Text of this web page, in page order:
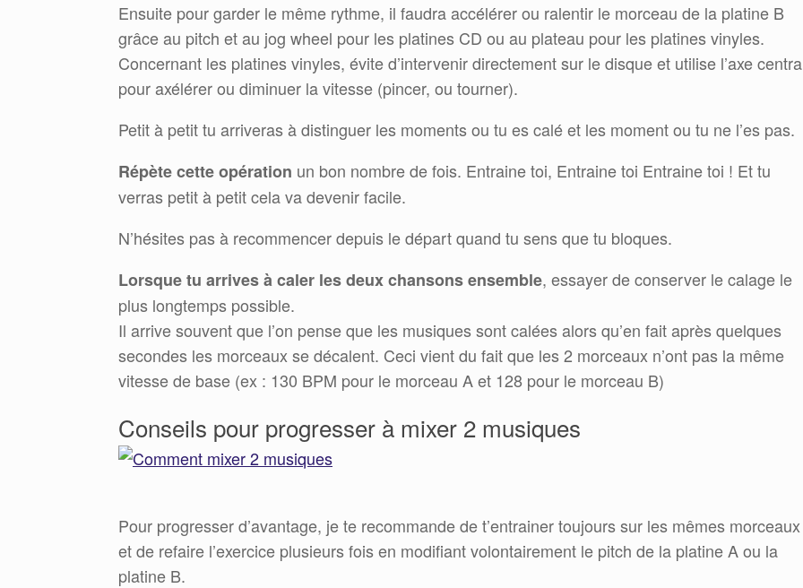
Ensuite pour garder le même rythme, il faudra accélérer ou ralentir le morceau de la platine B
grâce au pitch et au jog wheel pour les platines CD ou au plateau pour les platines vinyles.
Concernant les platines vinyles, évite d’intervenir directement sur le disque et utilise l’axe
pour axélérer ou diminuer la vitesse (pincer, ou tourner).
Petit à petit tu arriveras à distinguer les moments ou tu es calé et les moment ou tu ne l’es pas.
Répète cette opération un bon nombre de fois. Entraine toi, Entraine toi Entraine toi ! Et tu
verras petit à petit cela va devenir facile.
N’hésites pas à recommencer depuis le départ quand tu sens que tu bloques.
Lorsque tu arrives à caler les deux chansons ensemble, essayer de conserver le calage le
plus longtemps possible.
Il arrive souvent que l’on pense que les musiques sont calées alors qu’en fait après quelques
secondes les morceaux se décalent. Ceci vient du fait que les 2 morceaux n’ont pas la même
vitesse de base (ex : 130 BPM pour le morceau A et 128 pour le morceau B)
Conseils pour progresser à mixer 2 musiques
Pour progresser d’avantage, je te recommande de t’entrainer toujours sur les mêmes morceaux
et de refaire l’exercice plusieurs fois en modifiant volontairement le pitch de la platine A ou la
platine B.